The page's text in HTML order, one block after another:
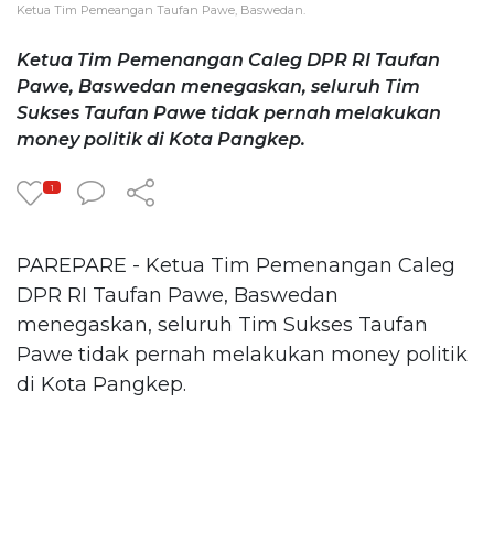
Ketua Tim Pemeangan Taufan Pawe, Baswedan.
Ketua Tim Pemenangan Caleg DPR RI Taufan
Pawe, Baswedan menegaskan, seluruh Tim
Sukses Taufan Pawe tidak pernah melakukan
money politik di Kota Pangkep.
1
PAREPARE - Ketua Tim Pemenangan Caleg
DPR RI Taufan Pawe, Baswedan
menegaskan, seluruh Tim Sukses Taufan
Pawe tidak pernah melakukan money politik
di Kota Pangkep.